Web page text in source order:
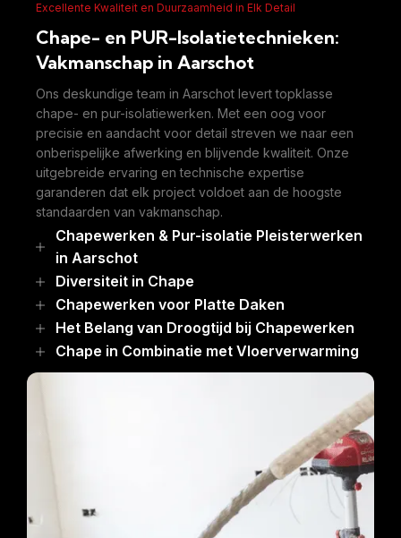
Excellente Kwaliteit en Duurzaamheid in Elk Detail
Chape- en PUR-Isolatietechnieken:
Vakmanschap in Aarschot
Ons deskundige team in Aarschot levert topklasse
chape- en pur-isolatiewerken. Met een oog voor
precisie en aandacht voor detail streven we naar een
onberispelijke afwerking en blijvende kwaliteit. Onze
uitgebreide ervaring en technische expertise
garanderen dat elk project voldoet aan de hoogste
standaarden van vakmanschap.
Chapewerken & Pur-isolatie Pleisterwerken
in Aarschot
Diversiteit in Chape
Chapewerken voor Platte Daken
Het Belang van Droogtijd bij Chapewerken
Chape in Combinatie met Vloerverwarming